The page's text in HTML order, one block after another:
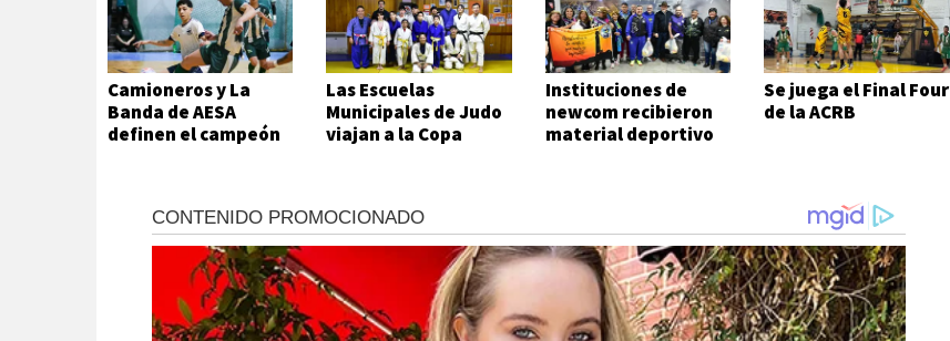
Camioneros y La
Banda de AESA
definen el campeón
Las Escuelas
Municipales de Judo
viajan a la Copa
Instituciones de
newcom recibieron
material deportivo
Se juega el Final Four
de la ACRB